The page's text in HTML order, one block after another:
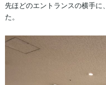
先ほどのエントランスの横手に
た。